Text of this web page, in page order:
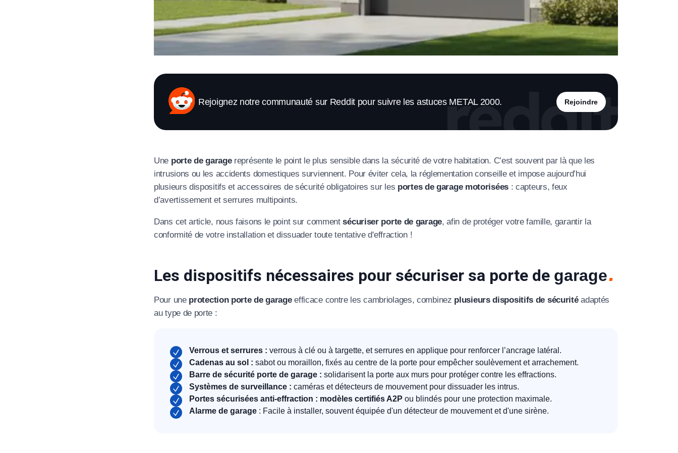
À propos de nous
Contactez-nous
Rejoignez notre communauté sur Reddit pour suivre les astuces METAL 2000. Rejoindre
Une porte de garagereprésente le point le plus sensible dans la sécurité de votre habitation. C’est souvent par là que les
intrusions ou les accidents domestiques surviennent. Pour éviter cela, la réglementation conseille et impose aujourd’hui
plusieurs dispositifs et accessoires de sécurité obligatoires sur les portes de garage motorisées: capteurs, feux
d’avertissement et serrures multipoints.
Dans cet article, nous faisons le point sur commentsécuriser porte de garage, afin de protéger votre famille, garantir la
conformité de votre installation et dissuader toute tentative d'effraction !
Les dispositifs nécessaires pour sécuriser sa porte de garage
Pour une protection porte de garageefficace contre les cambriolages, combinez plusieurs dispositifs de sécuritéadaptés
au type de porte :
Verrous et serrures : verrous à clé ou à targette, et serrures en applique pour renforcer l’ancrage latéral.
Cadenas au sol : sabot ou moraillon, fixés au centre de la porte pour empêcher soulèvement et arrachement.
Barre de sécurité porte de garage : solidarisent la porte aux murs pour protéger contre les effractions.
Systèmes de surveillance : caméras et détecteurs de mouvement pour dissuader les intrus.
Portes sécurisées anti-effraction : modèles certifiés A2P ou blindés pour une protection maximale.
Alarme de garage : Facile à installer, souvent équipée d'un détecteur de mouvement et d'une sirène.